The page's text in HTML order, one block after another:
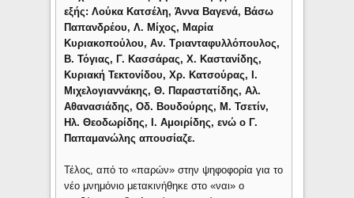
εξής: Λούκα Κατσέλη, Άννα Βαγενά, Βάσω
Παπανδρέου, Λ. Μίχος, Μαρία
Κυριακοπούλου, Αν. Τριανταφυλλόπουλος,
Β. Τόγιας, Γ. Κασσάρας, Χ. Καστανίδης,
Κυριακή Τεκτονίδου, Χρ. Κατσούρας, Ι.
Μιχελογιαννάκης, Θ. Παραστατίδης, Αλ.
Αθανασιάδης, Οδ. Βουδούρης, Μ. Τσετίν,
Ηλ. Θεοδωρίδης, Ι. Αμοιρίδης, ενώ ο Γ.
Παπαμανώλης απουσίαζε.
Τέλος, από το «παρών» στην ψηφοφορία για το
νέο μνημόνιο μετακινήθηκε στο «ναι» ο